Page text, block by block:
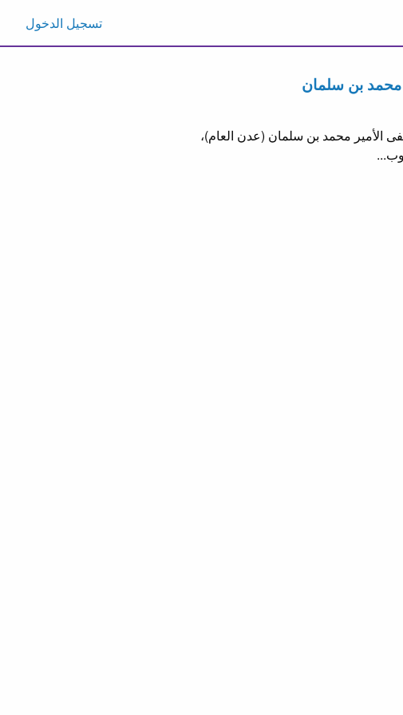
تسجيل الدخول
بن سلمان
الأمير محمد بن سلمان (عدن العام)،